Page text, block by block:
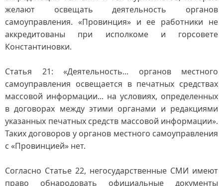
желают освещать деятельность органов
самоуправления. «Провинция» и ее работники не
аккредитованы при исполкоме и горсовете
Константиновки.
Статья 21: «Деятельность... органов местного
самоуправления освещается в печатных средствах
массовой информации... на условиях, определенных
в договорах между этими органами и редакциями
указанных печатных средств массовой информации».
Таких договоров у органов местного самоуправления
с «Провинцией» нет.
Согласно Статье 22, негосударственные СМИ имеют
право обнародовать официальные документы